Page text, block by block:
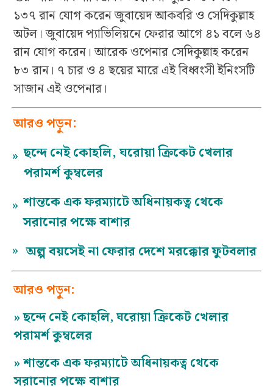
১৩৭ রান যোগ করেন জুবায়েদ আকবরি ও সেদিকুল্লাহ
অটল। জুবায়েদ প্যাভিলিয়নে ফেরার আগে ৪১ বলে ৬৪
রান যোগ করেন। আরেক ওপেনার সেদিকুল্লাহ করেন
৮৩ রান। ৭ চার ও ৪ ছয়ের মারে এই বিধ্বংসী ইনিংসটি
সাজান এই ওপেনার।
আরও পড়ুন:
» ছন্দে নেই কোহলি, ঘরোয়া ক্রিকেট খেলার
পরামর্শ কুম্বলের
» শান্তকে এক ফরম্যাটে অধিনায়কত্ব থেকে
সরানোর পক্ষে বাশার
» অল্প বয়সেই না ফেরার দেশে মরক্কোর ফুটবলার
আরও পড়ুন:
»ছন্দে নেই কোহলি, ঘরোয়া ক্রিকেট খেলার
পরামর্শ কুম্বলের
»শান্তকে এক ফরম্যাটে অধিনায়কত্ব থেকে
সরানোর পক্ষে বাশার